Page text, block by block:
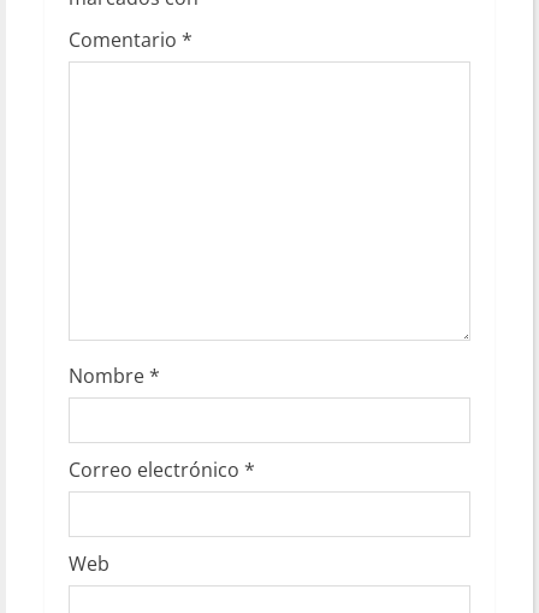
Comentario *
Nombre*
Correo electrónico *
Web